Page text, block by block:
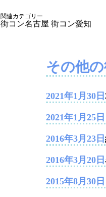
関連カテゴリー
街コン名古屋 街コン愛知
その他
2021年1月30日
2021年1月25日
2016年3月23日
2016年3月20日
2015年8月30日